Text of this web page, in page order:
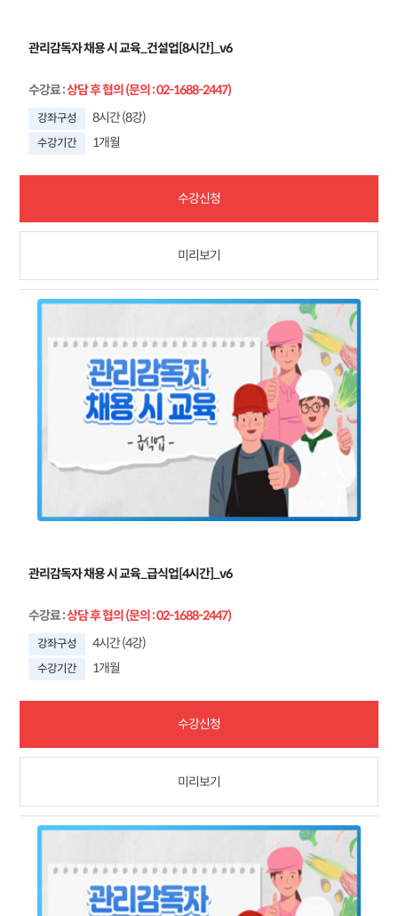
관리감독자 채용 시 교육_건설업[8시간]_v6
수강료:상담 후 협의 (문의 : 02-1688-2447)
강좌구성 8시간 (8강)
수강기간 1개월
수강신청
미리보기
관리감독자 채용 시 교육_급식업[4시간]_v6
수강료:상담 후 협의 (문의 : 02-1688-2447)
강좌구성 4시간 (4강)
수강기간 1개월
수강신청
미리보기